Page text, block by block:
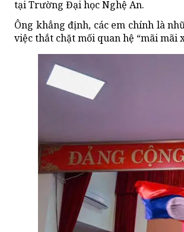
tại Trường Đại học Nghệ An.
Ông khẳng định, các em chính là
việc thắt chặt mối quan hệ “mãi